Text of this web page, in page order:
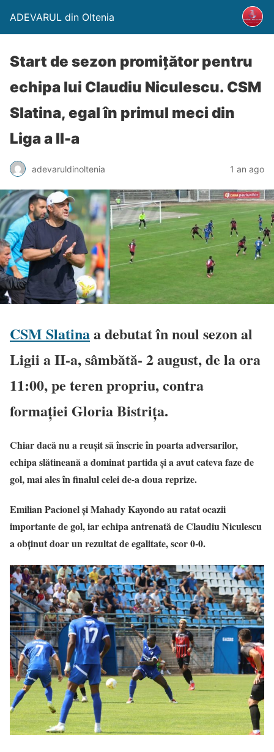
ADEVARUL din Oltenia
Start de sezon promițător pentru
echipa lui Claudiu Niculescu. CSM
Slatina, egal în primul meci din
Liga a II-a
adevaruldinoltenia 1 an ago
CSM Slatinaa debutat în noul sezon al
Ligii a II-a, sâmbătă- 2 august, de la ora
11:00, pe teren propriu, contra
formației Gloria Bistrița.
Chiar dacă nu a reușit să înscrie în poarta adversarilor,
echipa slătineană a dominat partida și a avut cateva faze de
gol, mai ales în finalul celei de-a doua reprize.
Emilian Pacionel şi Mahady Kayondo au ratat ocazii
importante de gol, iar echipa antrenată de Claudiu Niculescu
a obținut doar un rezultat de egalitate, scor 0-0.